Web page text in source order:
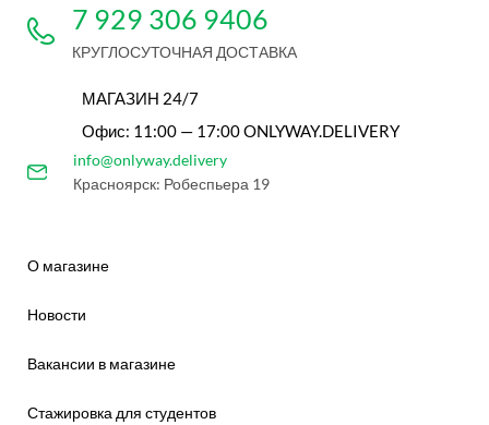
7 929 306 9406
КРУГЛОСУТОЧНАЯ ДОСТАВКА
МАГАЗИН 24/7
Офис: 11:00 — 17:00 ONLYWAY.DELIVERY
info@onlyway.delivery
Красноярск: Робеспьера 19
О магазине
Новости
Вакансии в магазине
Стажировка для студентов